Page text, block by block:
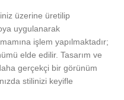
üzerine üretilip
uygulanarak
işlem yapılmaktadır;
elde edilir. Tasarım ve
gerçekçi bir görünüm
stilinizi keyifle